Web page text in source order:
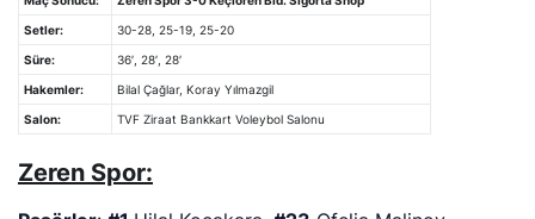
Setler: 30-28, 25-19, 25-20
Süre: 36′, 28′, 28′
Hakemler: Bilal Çağlar, Koray Yılmazgil
Salon: TVF Ziraat Bankkart Voleybol Salonu
Zeren Spor: